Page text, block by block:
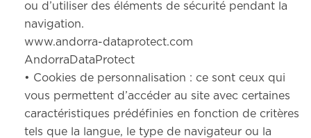
ou d’utiliser des éléments de sécurité pendant la
navigation.
www.andorra-dataprotect.com
AndorraDataProtect
• Cookies de personnalisation : ce sont ceux qui
vous permettent d’accéder au site avec certaines
caractéristiques prédéfinies en fonction de critères
tels que la langue, le type de navigateur ou la